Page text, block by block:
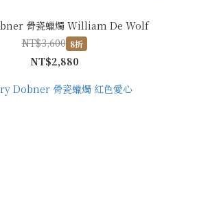
骨瓷蠟燭 William De Wolf
NT$3,600 8折
NT$2,880